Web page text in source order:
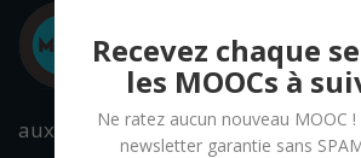
est
aux cours en ligne ouverts à tous.
Recevez chaque
les MOOCs à
Ne ratez aucun nouveau MOOC
newsletter garantie sans